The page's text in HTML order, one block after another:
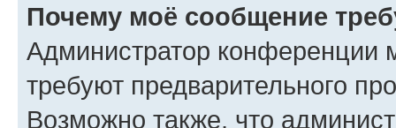
Почему моё сообщение
Администратор конференции
требуют предварительного
Возможно также, что